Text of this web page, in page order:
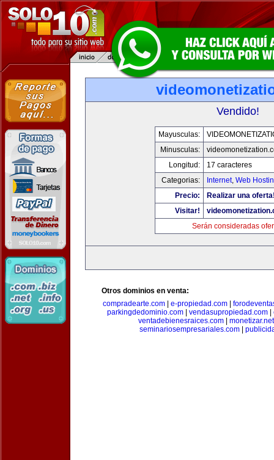
Vendido!
Mayusculas:
Minusculas:
Longitud:
17 caracteres
Categorias:
Internet, Web
Precio:
Realizar una
Visitar!
Serán consideradas
Otros dominios en venta:
compradearte.com
e-propiedad.com
parkingdedominio.com| vendasupropiedad.com|
ventadebienesraices.com
monetizar.net
seminariosempresariales.com